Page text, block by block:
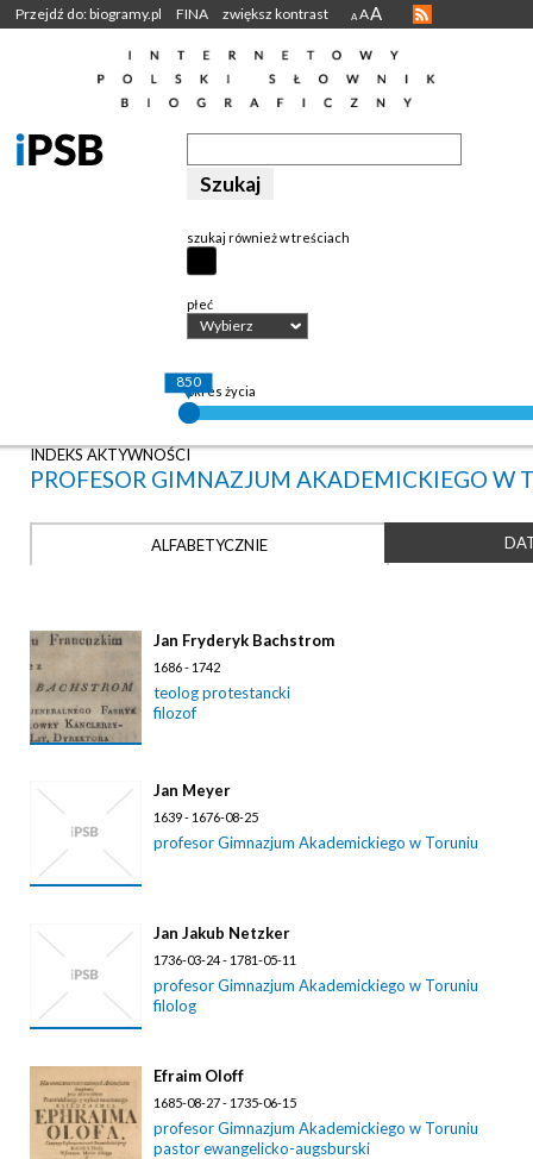
Przejdź do: biogramy.pl FINA zwiększ kontrast A AA
szukaj również w treściach
płeć
Wybierz
okres życia
850
INDEKS AKTYWNOŚCI
PROFESOR GIMNAZJUM AKADEMICKIEGO W
ALFABETYCZNIE
Jan Fryderyk Bachstrom
1686 - 1742
teolog protestancki
filozof
Jan Meyer
1639 - 1676-08-25
profesor Gimnazjum Akademickiego w Toruniu
Jan Jakub Netzker
1736-03-24 - 1781-05-11
profesor Gimnazjum Akademickiego w Toruniu
filolog
Efraim Oloff
1685-08-27 - 1735-06-15
profesor Gimnazjum Akademickiego w Toruniu
pastor ewangelicko-augsburski